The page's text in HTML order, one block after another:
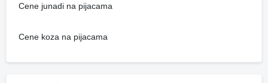
Cene junadi na pijacama
Cene koza na pijacama